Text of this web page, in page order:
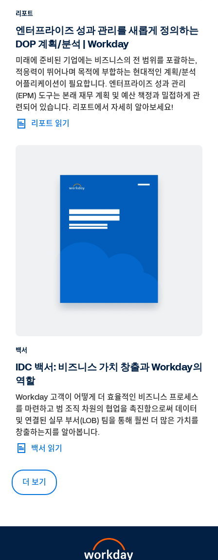
리포트
엔터프라이즈 성과 관리를 새롭게 정의하는
DOP 계획/분석 | Workday
미래에 준비된 기업에는 비즈니스의 전 범위를 포괄하는,
적응력이 뛰어나며 목적에 부합하는 현대적인 계획/분석
어플리케이션이 필요합니다. 엔터프라이즈 성과 관리
(EPM) 도구는 본래 재무 계획 및 예산 책정과 밀접하게 관
련되어 있습니다. 리포트에서 자세히 알아보세요!
리포트 읽기
백서
IDC 백서: 비즈니스 가치 창출과 Workday의
역할
Workday 고객이 어떻게 더 효율적인 비즈니스 프로세스
를 마련하고 범 조직 차원의 협업을 촉진함으로써 데이터
및 연결된 실무 부서(LOB) 팀을 통해 훨씬 더 많은 가치를
창출하는지를 알아봅니다.
백서 읽기
더 보기